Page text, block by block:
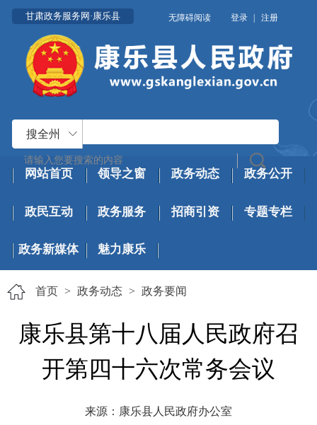
甘肃政务服务网·康乐县 无障碍阅读 登录 | 注册
搜全州
网站首页 领导之窗 政务动态 政务公开
政民互动 政务服务 招商引资 专题专栏
政务新媒体 魅力康乐
首页 > 政务动态 > 政务要闻
康乐县第十八届人民政府召
开第四十六次常务会议
来源：康乐县人民政府办公室